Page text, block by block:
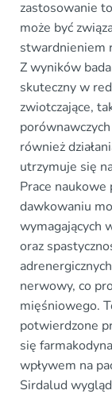
zastosowanie
może być
stwardnieniem
Z wyników
skuteczny w
zwiotczające,
również
utrzymuje się
Prace
dawkowaniu
wymagających
oraz
nerwowy, co
mięśniowego.
potwierdzone
się
wpływem na
Sirdalud